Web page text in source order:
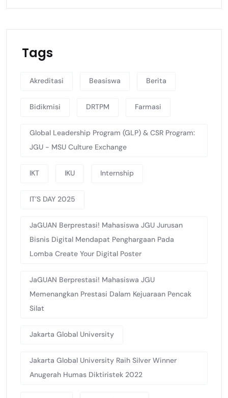
Tags
Akreditasi Beasiswa Berita
Bidikmisi DRTPM Farmasi
Global Leadership Program (GLP) & CSR Program:
JGU - MSU Culture Exchange
IKT IKU Internship
IT’S DAY 2025
JaGUAN Berprestasi! Mahasiswa JGU Jurusan
Bisnis Digital Mendapat Penghargaan Pada
Lomba Create Your Digital Poster
JaGUAN Berprestasi! Mahasiswa JGU
Memenangkan Prestasi Dalam Kejuaraan Pencak
Silat
Jakarta Global University
Jakarta Global University Raih Silver Winner
Anugerah Humas Diktiristek 2022